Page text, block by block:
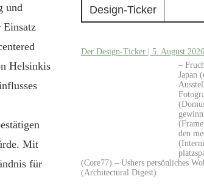
und
Einsatz
Helsinkis
Mit
für
Design-Ticker
Der Design-Ticker | 5. August 2026
–
Japan
den
(Core77) – Ushers persönliches
(Architectural Digest)